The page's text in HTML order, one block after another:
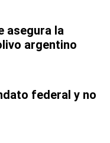
asegura la
argentino
federal y no